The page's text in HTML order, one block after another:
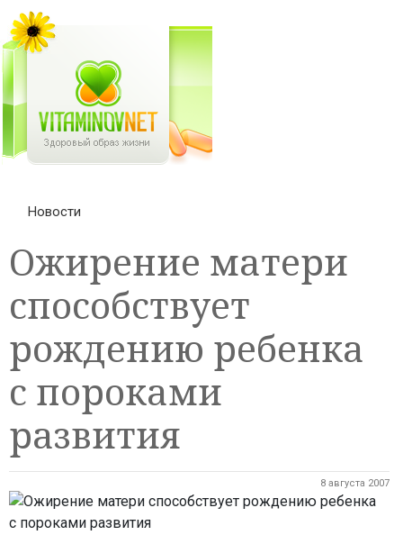
Новости
Ожирение матери
способствует
рождению ребенка
с пороками
развития
8 августа 2007